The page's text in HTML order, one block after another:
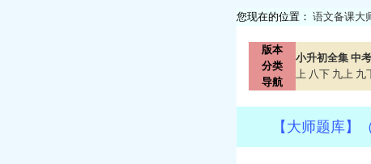
您现在的位置： 语文备课大
版本
分类
导航
小升初全集 中
上 八下 九上 九
【大师题库】